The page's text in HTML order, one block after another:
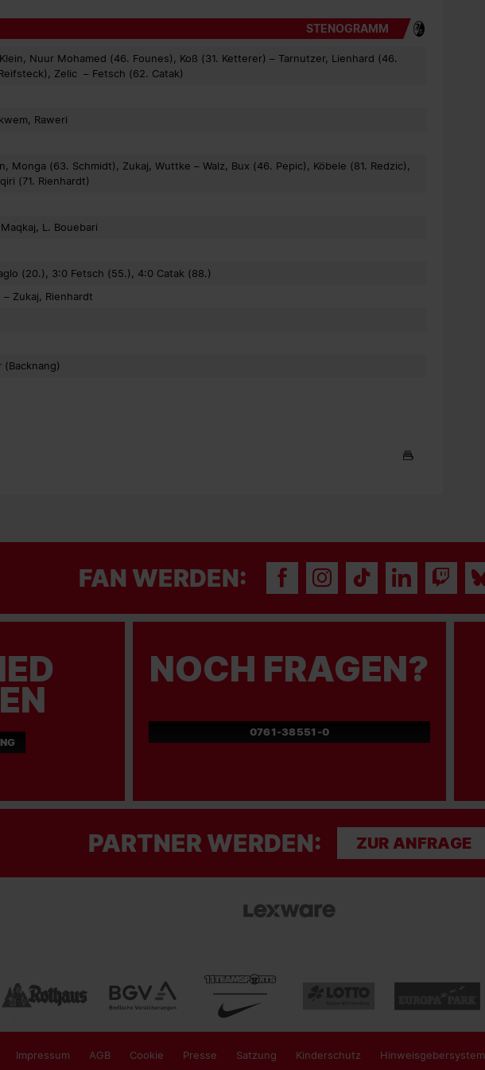
STENOGRAMM
Nuur Mohamed (46. Founes), Koß (31. Ketterer) – Tarnutzer, Lienhard (46.
Zelic – Fetsch (62. Catak)
Raweri
Monga (63. Schmidt), Zukaj, Wuttke – Walz, Bux (46. Pepic), Köbele (81. Redzic),
(71. Rienhardt)
L. Bouebari
(20.), 3:0 Fetsch (55.), 4:0 Catak (88.)
Zukaj, Rienhardt
(Backnang)
FAN WERDEN:
NOCH FRAGEN?
0761-38551-0
PARTNER WERDEN: ZUR ANFRAGE
Impressum AGB Cookie Presse Satzung Kinderschutz Hinweisgebersystem